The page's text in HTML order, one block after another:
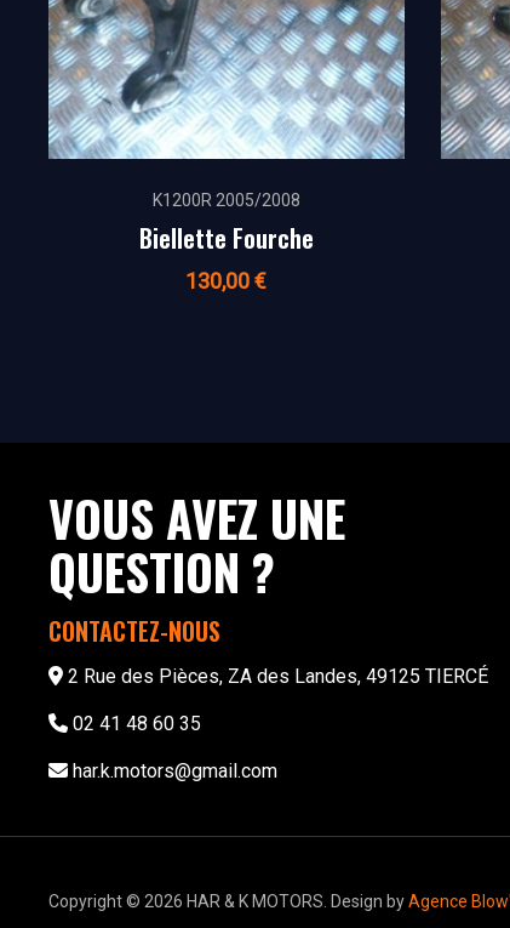
K1200R 2005/2008
Biellette Fourche
130,00€
VOUS AVEZ UNE
QUESTION ?
CONTACTEZ-NOUS
2 Rue des Pièces, ZA des Landes, 49125 TIERCÉ
02 41 48 60 35
har.k.motors@gmail.com
Copyright © 2026 HAR & K MOTORS. Design byAgence